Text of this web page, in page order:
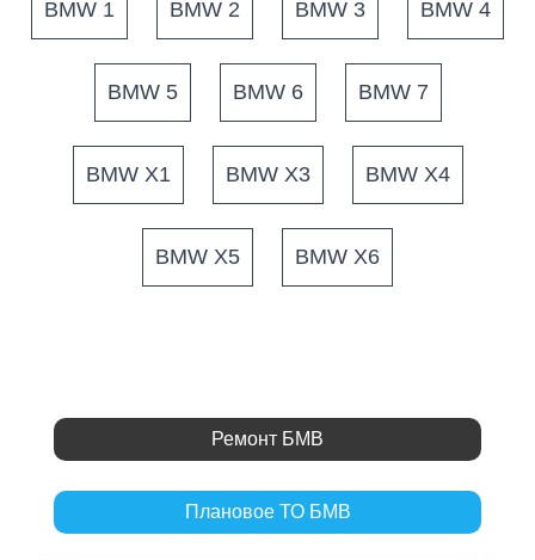
BMW 1 BMW 2 BMW 3 BMW 4
BMW 5 BMW 6 BMW 7
BMW X1 BMW X3 BMW X4
BMW X5 BMW X6
Ремонт БМВ
Плановое ТО БМВ